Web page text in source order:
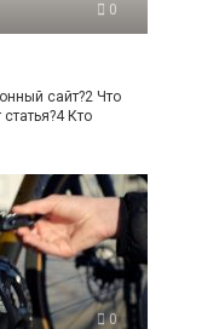
0
сайт?2 Что
Кто
0